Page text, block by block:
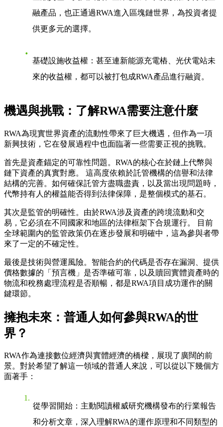
融產品，也正通過RWA進入區塊鏈世界，為投資者提
供更多元的選擇。
基礎設施收益權 ：甚至連新能源充電樁、光伏電站未
來的收益權，都可以被打包成RWA產品進行融資。
機遇與挑戰：了解RWA需要注意什麼
RWA為現實世界資產的流動性帶來了巨大機遇，但作為一項
新興技術，它在發展過程中也面臨著一些需要正視的挑戰。
首先是資產錨定的可靠性問題 。RWA的核心在於鏈上代幣與
鏈下資產的真實對應。 這高度依賴於託管機構的信譽和法律
結構的完善。如何確保託管方盡職盡責，以及當出現問題時，
代幣持有人的權益能否得到法律保障，是整個模式的基石。
其次是監管的明確性。由於RWA涉及資產的跨境流動和交
易，它必須在不同國家和地區的法律框架下合規運行。 目前
全球範圍內的監管政策仍在逐步發展和明確中，這為參與者帶
來了一定的不確定性。
最後是技術與營運風險。智能合約的代碼是否存在漏洞、提供
價格數據的「預言機」是否準確可靠，以及贖回實體資產時的
物流和稅務處理流程是否順暢，都是RWA項目成功運作的關
鍵環節。
擁抱未來：普通人如何參與RWA的世
界？
RWA作為連接數位經濟與實體經濟的橋樑，展現了廣闊的前
景。對於希望了解這一領域的普通人來說，可以從以下幾個方
面著手：
從學習開始 ：主動閱讀權威研究機構發布的行業報告
和分析文章，深入理解RWA的運作原理和不同類型的